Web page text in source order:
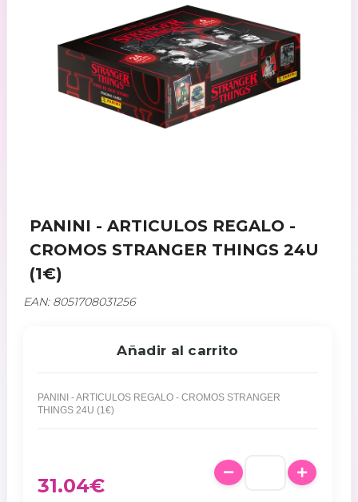
PANINI - ARTICULOS REGALO -
CROMOS STRANGER THINGS 24U
(1€)
EAN: 8051708031256
Añadir al carrito
PANINI - ARTICULOS REGALO - CROMOS STRANGER
THINGS 24U (1€)
31.04€